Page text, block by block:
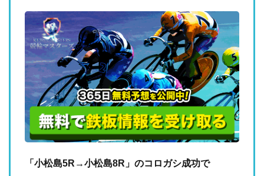
「小松島5R→小松島8R」のコロガシ成功で